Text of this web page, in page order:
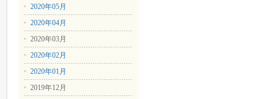
2020年05月
2020年04月
2020年03月
2020年02月
2020年01月
2019年12月